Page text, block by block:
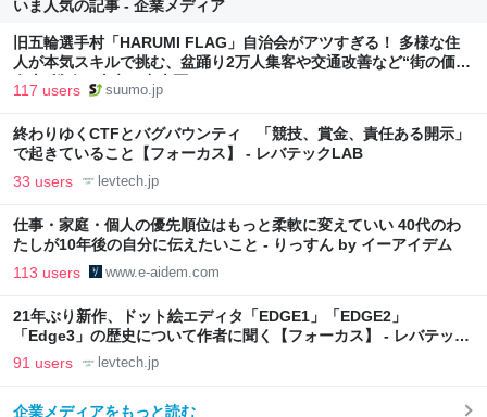
いま人気の記事 - 企業メディア
旧五輪選手村「HARUMI FLAG」自治会がアツすぎる！ 多様な住
人が本気スキルで挑む、盆踊り2万人集客や交通改善など“街の価値
向上”戦略 東京・中央区
117 users suumo.jp
終わりゆくCTFとバグバウンティ 「競技、賞金、責任ある開示」
で起きていること【フォーカス】 - レバテックLAB
33 users levtech.jp
仕事・家庭・個人の優先順位はもっと柔軟に変えていい 40代のわ
たしが10年後の自分に伝えたいこと - りっすん by イーアイデム
113 users www.e-aidem.com
21年ぶり新作、ドット絵エディタ「EDGE1」「EDGE2」
「Edge3」の歴史について作者に聞く【フォーカス】 - レバテック
LAB
91 users levtech.jp
企業メディアをもっと読む